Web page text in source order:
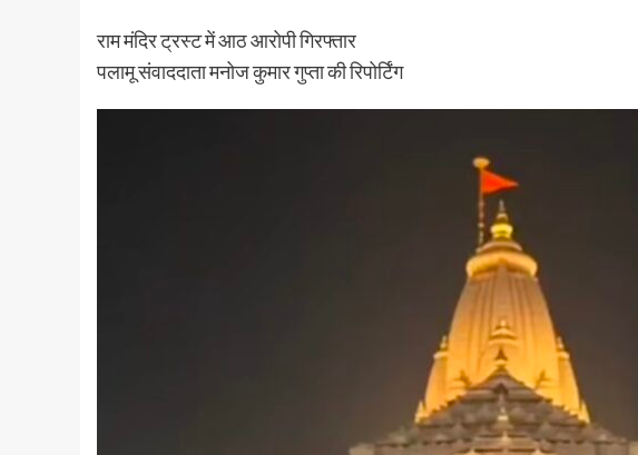
राम मंदिर ट्रस्ट में आठ आरोपी गिरफ्तार
पलामू संवाददाता मनोज कुमार गुप्ता की रिपोर्टिंग